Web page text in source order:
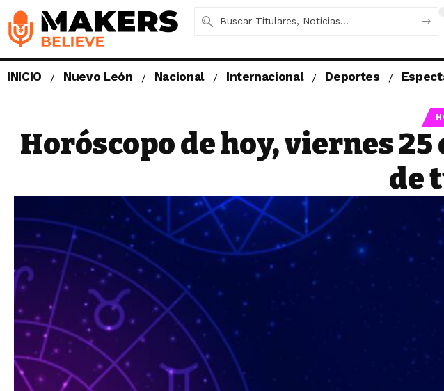
INICIO Nuevo León Nacional Internacional Deportes
Horóscopo de hoy, viernes
de